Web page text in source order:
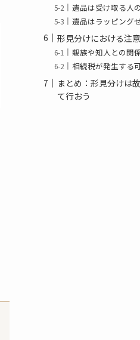
遺品は受け取る人
遺品はラッピング
形見分けにおける注
親族や知人との関
相続税が発生する
まとめ：形見分けは
て行おう